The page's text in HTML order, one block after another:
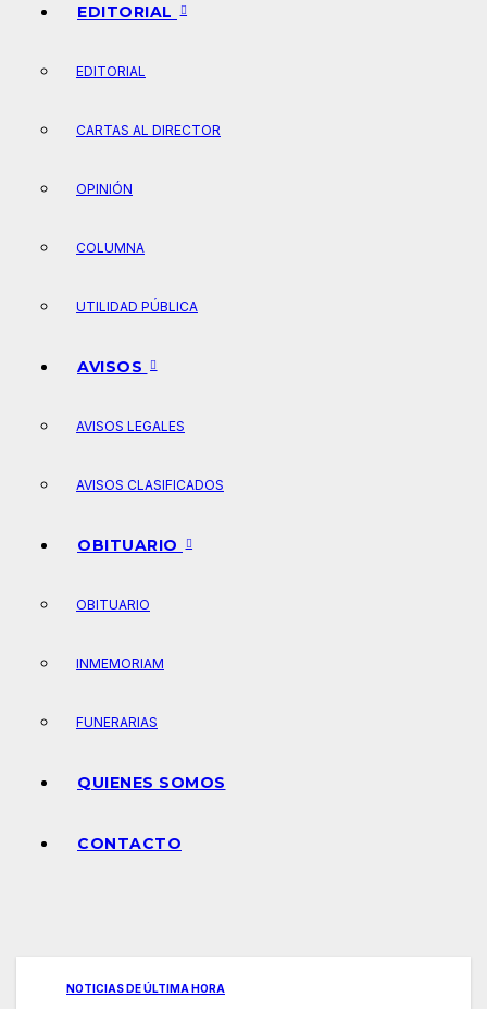
EDITORIAL
EDITORIAL
CARTAS AL DIRECTOR
OPINIÓN
COLUMNA
UTILIDAD PÚBLICA
AVISOS
AVISOS LEGALES
AVISOS CLASIFICADOS
OBITUARIO
OBITUARIO
INMEMORIAM
FUNERARIAS
QUIENES SOMOS
CONTACTO
NOTICIAS DE ÚLTIMA HORA